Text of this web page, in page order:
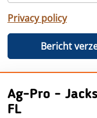
Privacy policy
Bericht
Ag-Pro -
FL